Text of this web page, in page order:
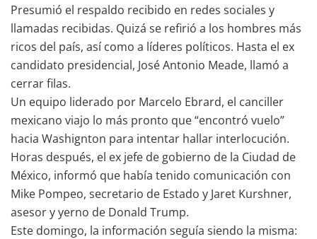
Presumió el respaldo recibido en redes sociales y
llamadas recibidas. Quizá se refirió a los hombres más
ricos del país, así como a líderes políticos. Hasta el ex
candidato presidencial, José Antonio Meade, llamó a
cerrar filas.
Un equipo liderado por Marcelo Ebrard, el canciller
mexicano viajo lo más pronto que “encontró vuelo”
hacia Washignton para intentar hallar interlocución.
Horas después, el ex jefe de gobierno de la Ciudad de
México, informó que había tenido comunicación con
Mike Pompeo, secretario de Estado y Jaret Kurshner,
asesor y yerno de Donald Trump.
Este domingo, la información seguía siendo la misma: